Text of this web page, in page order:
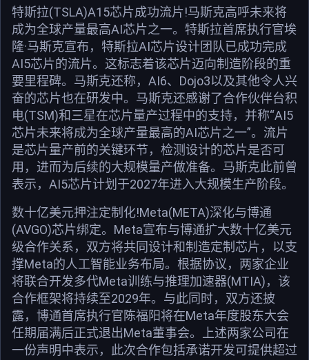
特斯拉(TSLA)A15芯片成功流片!马斯克高呼未来将
成为全球产量最高AI芯片之一。特斯拉首席执行官埃
隆·马斯克宣布，特斯拉AI芯片设计团队已成功完成
AI5芯片的流片。这标志着该芯片迈向制造阶段的重
要里程碑。马斯克还称，AI6、Dojo3以及其他令人兴
奋的芯片也在研发中。马斯克还感谢了合作伙伴台积
电(TSM)和三星在芯片量产过程中的支持，并称“AI5
芯片未来将成为全球产量最高的AI芯片之一”。流片
是芯片量产前的关键环节，检测设计的芯片是否可
用，进而为后续的大规模量产做准备。马斯克此前曾
表示，AI5芯片计划于2027年进入大规模生产阶段。
数十亿美元押注定制化!Meta(META)深化与博通
(AVGO)芯片绑定。Meta宣布与博通扩大数十亿美元
级合作关系，双方将共同设计和制造定制芯片，以支
撑Meta的人工智能业务布局。根据协议，两家企业
将联合开发多代Meta训练与推理加速器(MTIA)，该
合作框架将持续至2029年。与此同时，双方还披
露，博通首席执行官陈福阳将在Meta年度股东大会
任期届满后正式退出Meta董事会。上述两家公司在
一份声明中表示，此次合作包括承诺开发可提供超过